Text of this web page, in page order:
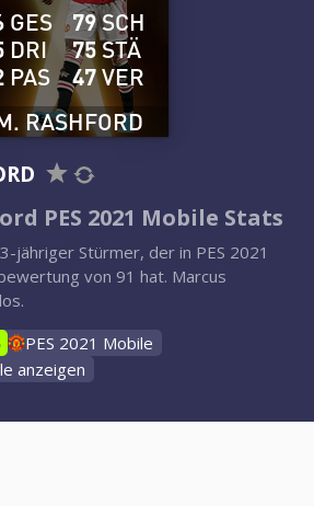
RASHFORD
GES
DRI
PAS
79SCH
75STÄ
47VER
PES 2021 Mobile Stats
jähriger Stürmer, der in PES 2021
von 91 hat. Marcus
PES 2021 Mobile
anzeigen